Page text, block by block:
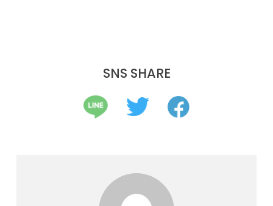
SNS SHARE